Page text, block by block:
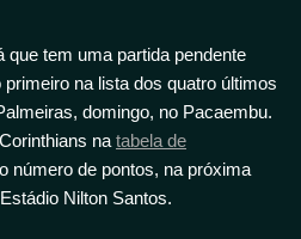
que tem uma partida pendente
na lista dos quatro últimos
domingo, no Pacaembu.
na tabela de
número de pontos, na próxima
Nilton Santos.